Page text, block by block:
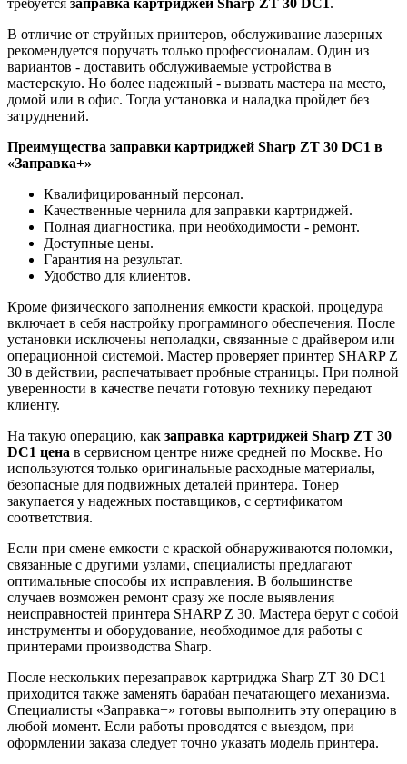
В отличие от струйных принтеров, обслуживание лазерных
рекомендуется поручать только профессионалам. Один из
вариантов - доставить обслуживаемые устройства в
мастерскую. Но более надежный - вызвать мастера на место,
домой или в офис. Тогда установка и наладка пройдет без
затруднений.
Преимущества заправки картриджей Sharp ZT 30 DC1 в
«Заправка+»
Квалифицированный персонал.
Качественные чернила для заправки картриджей.
Полная диагностика, при необходимости - ремонт.
Доступные цены.
Гарантия на результат.
Удобство для клиентов.
Кроме физического заполнения емкости краской, процедура
включает в себя настройку программного обеспечения. После
установки исключены неполадки, связанные с драйвером или
операционной системой. Мастер проверяет принтер SHARP Z
30 в действии, распечатывает пробные страницы. При полной
уверенности в качестве печати готовую технику передают
клиенту.
На такую операцию, как заправка картриджей Sharp ZT 30
DC1 цена в сервисном центре ниже средней по Москве. Но
используются только оригинальные расходные материалы,
безопасные для подвижных деталей принтера. Тонер
закупается у надежных поставщиков, с сертификатом
соответствия.
Если при смене емкости с краской обнаруживаются поломки,
связанные с другими узлами, специалисты предлагают
оптимальные способы их исправления. В большинстве
случаев возможен ремонт сразу же после выявления
неисправностей принтера SHARP Z 30. Мастера берут с собой
инструменты и оборудование, необходимое для работы с
принтерами производства Sharp.
После нескольких перезаправок картриджа Sharp ZT 30 DC1
приходится также заменять барабан печатающего механизма.
Специалисты «Заправка+» готовы выполнить эту операцию в
любой момент. Если работы проводятся с выездом, при
оформлении заказа следует точно указать модель принтера.